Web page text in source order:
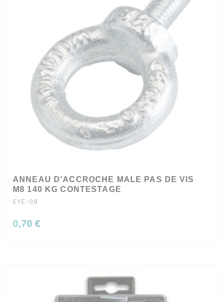
ANNEAU D'ACCROCHE MALE PAS DE VIS
M8 140 KG CONTESTAGE
EYE-08
0,70 €